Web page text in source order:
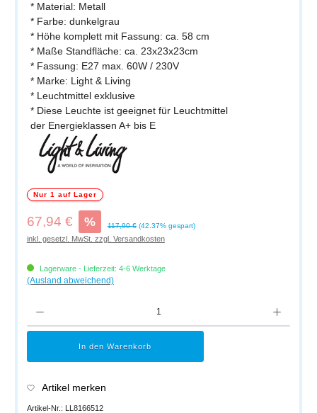
* Material: Metall
* Farbe: dunkelgrau
* Höhe komplett mit Fassung: ca. 58 cm
* Maße Standfläche: ca. 23x23x23cm
* Fassung: E27 max. 60W / 230V
* Marke: Light & Living
* Leuchtmittel exklusive
* Diese Leuchte ist geeignet für Leuchtmittel
der Energieklassen A+ bis E
Nur 1 auf Lager
Verkaufspreis:
67,94 € % Regulärer Preis:
117,90 € (42.37% gespart)
inkl. gesetzl. MwSt. zzgl. Versandkosten
Lagerware - Lieferzeit: 4-6 Werktage
(Ausland abweichend)
In den Warenkorb
Artikel merken
Artikel-Nr.: LL8166512